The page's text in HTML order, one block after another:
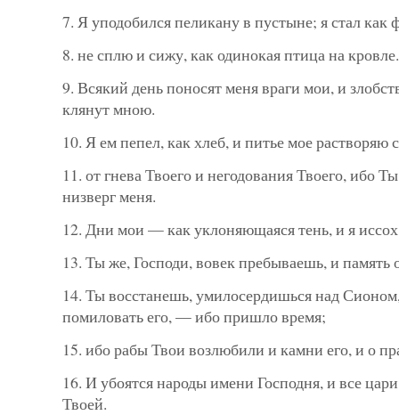
7. Я уподобился пеликану в пустыне; я стал как
8. не сплю и сижу, как одинокая птица на кровле.
9. Всякий день поносят меня враги мои, и
клянут мною.
10. Я ем пепел, как хлеб, и питье мое растворяю
11. от гнева Твоего и негодования Твоего, ибо
низверг меня.
12. Дни мои — как уклоняющаяся тень, и я
13. Ты же, Господи, вовек пребываешь, и память
14. Ты восстанешь, умилосердишься над
помиловать его, — ибо пришло время;
15. ибо рабы Твои возлюбили и камни его, и о
16. И убоятся народы имени Господня, и все
Твоей.